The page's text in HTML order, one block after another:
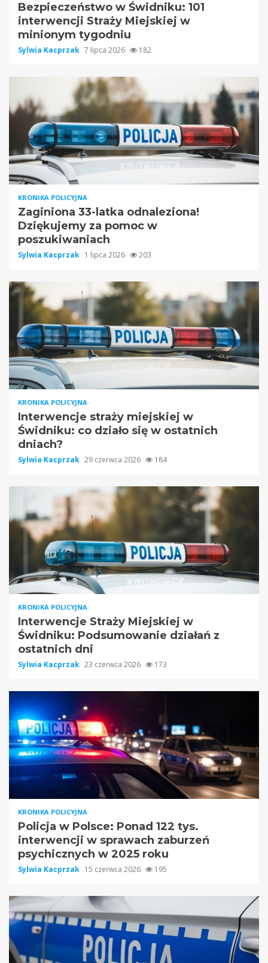
Bezpieczeństwo w Świdniku: 101
interwencji Straży Miejskiej w
minionym tygodniu
Sylwia Kacprzak 7 lipca 2026 182
KRONIKA POLICYJNA
Zaginiona 33-latka odnaleziona!
Dziękujemy za pomoc w
poszukiwaniach
Sylwia Kacprzak 1 lipca 2026 203
KRONIKA POLICYJNA
Interwencje straży miejskiej w
Świdniku: co działo się w ostatnich
dniach?
Sylwia Kacprzak 29 czerwca 2026 184
KRONIKA POLICYJNA
Interwencje Straży Miejskiej w
Świdniku: Podsumowanie działań z
ostatnich dni
Sylwia Kacprzak 23 czerwca 2026 173
KRONIKA POLICYJNA
Policja w Polsce: Ponad 122 tys.
interwencji w sprawach zaburzeń
psychicznych w 2025 roku
Sylwia Kacprzak 15 czerwca 2026 195